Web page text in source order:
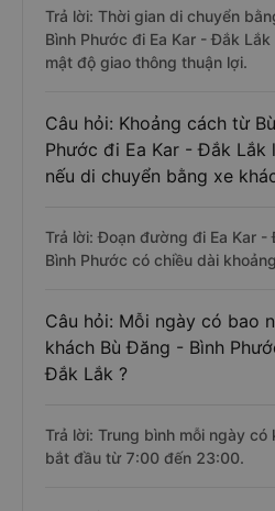
Trả lời: Thời gian di chuyển
Bình Phước đi Ea Kar - Đắk
mật độ giao thông thuận lợi.
Câu hỏi: Khoảng cách từ
Phước đi Ea Kar - Đắk Lắk
nếu di chuyển bằng xe
Trả lời: Đoạn đường đi Ea Kar
Bình Phước có chiều dài
Câu hỏi: Mỗi ngày có bao
khách Bù Đăng - Bình
Đắk Lắk ?
Trả lời: Trung bình mỗi ngày
bắt đầu từ 7:00 đến 23:00.